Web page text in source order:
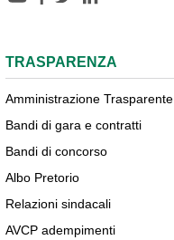
TRASPARENZA
Amministrazione Trasparente
Bandi di gara e contratti
Bandi di concorso
Albo Pretorio
Relazioni sindacali
AVCP adempimenti